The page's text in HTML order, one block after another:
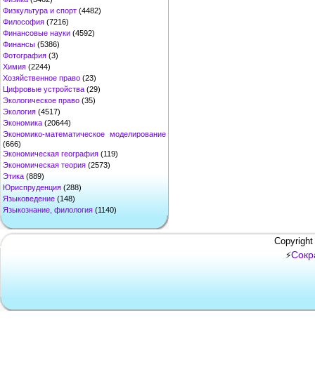
Физкультура и спорт (4482)
Философия (7216)
Финансовые науки (4592)
Финансы (5386)
Фотография (3)
Химия (2244)
Хозяйственное право (23)
Цифровые устройства (29)
Экологическое право (35)
Экология (4517)
Экономика (20644)
Экономико-математическое моделирование
(666)
Экономическая география (119)
Экономическая теория (2573)
Этика (889)
Юриспруденция (288)
Языковедение (148)
Языкознание, филология (1140)
⚡